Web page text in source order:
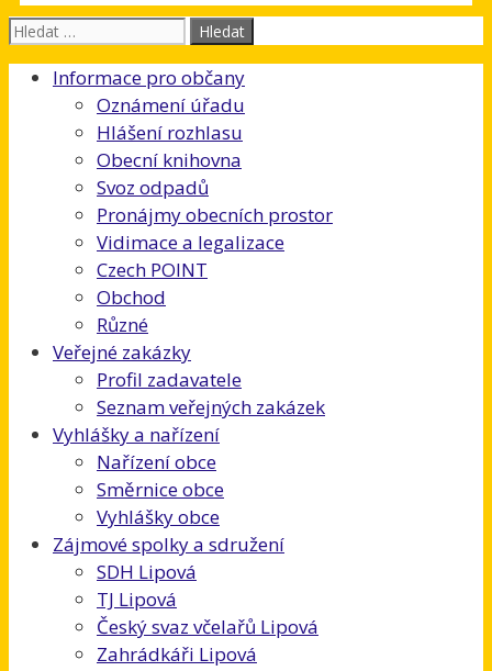
Hledat:
Informace pro občany
Oznámení úřadu
Hlášení rozhlasu
Obecní knihovna
Svoz odpadů
Pronájmy obecních prostor
Vidimace a legalizace
Czech POINT
Obchod
Různé
Veřejné zakázky
Profil zadavatele
Seznam veřejných zakázek
Vyhlášky a nařízení
Nařízení obce
Směrnice obce
Vyhlášky obce
Zájmové spolky a sdružení
SDH Lipová
TJ Lipová
Český svaz včelařů Lipová
Zahrádkáři Lipová